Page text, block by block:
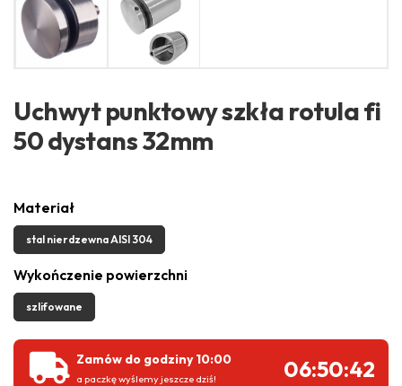
Uchwyt punktowy szkła rotula fi
50 dystans 32mm
Materiał
stal nierdzewna AISI 304
Wykończenie powierzchni
szlifowane
Zamów do godziny 10:00
a paczkę wyślemy jeszcze dziś! 06:50:41